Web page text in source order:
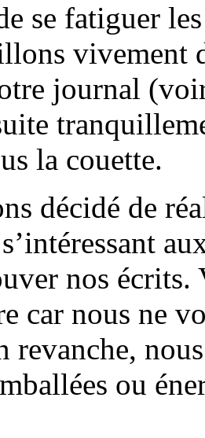
se fatiguer
vivement
journal
la couette.
décidé de
nos écrits.
car nous ne
revanche,
ou